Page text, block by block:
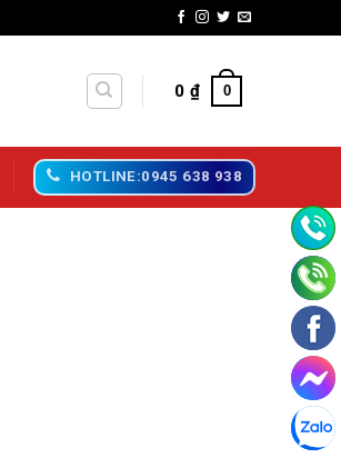
0 ₫ 0
HOTLINE:0945 638 938